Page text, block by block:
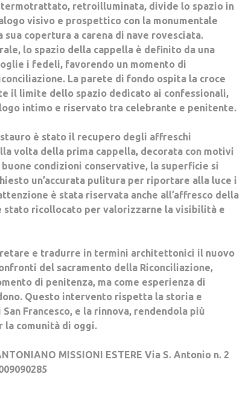
termotrattato, retroilluminata, divide lo spazio in
visivo e prospettico con la monumentale
copertura a carena di nave rovesciata.
lo spazio della cappella è definito da una
i fedeli, favorendo un momento di
La parete di fondo ospita la croce
il limite dello spazio dedicato ai confessionali,
intimo e riservato tra celebrante e penitente.
è stato il recupero degli affreschi
volta della prima cappella, decorata con motivi
condizioni conservative, la superficie si
un’accurata pulitura per riportare alla luce i
è stata riservata anche all’affresco della
stato ricollocato per valorizzarne la visibilità e
e tradurre in termini architettonici il nuovo
del sacramento della Riconciliazione,
di penitenza, ma come esperienza di
Questo intervento rispetta la storia e
Francesco, e la rinnova, rendendola più
la comunità di oggi.
MISSIONI ESTERE Via S. Antonio n. 2